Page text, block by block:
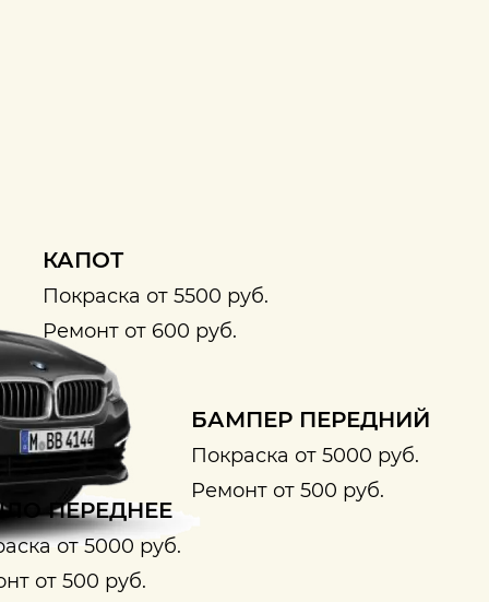
КАПОТ
Покраска от 5500 руб.
Ремонт от 600 руб.
БАМПЕР ПЕРЕДНИЙ
Покраска от 5000 руб.
Ремонт от 500 руб.
ПЕРЕДНЕЕ
от 5000 руб.
от 500 руб.